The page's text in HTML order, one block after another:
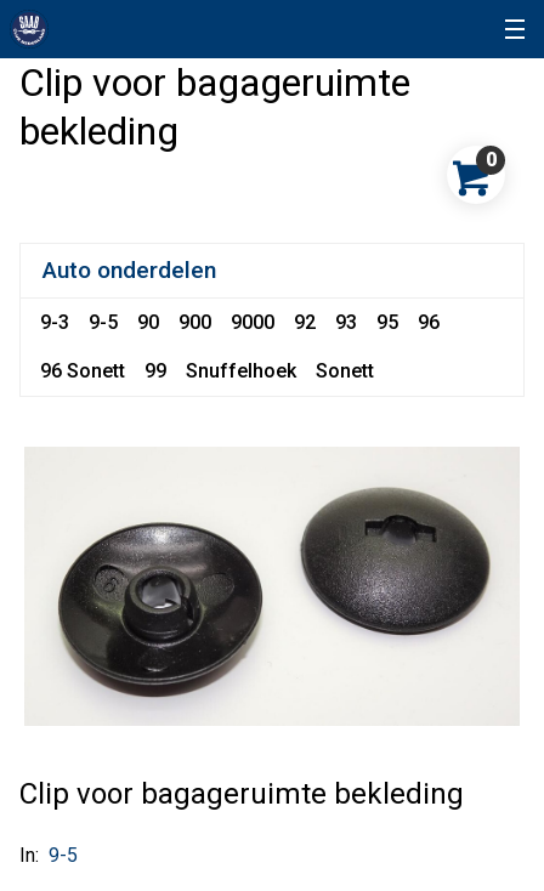
Clip voor bagageruimte
bekleding
0
Auto onderdelen
9-3 9-5 90 900 9000 92 93 95 96
96 Sonett 99 Snuffelhoek Sonett
Clip voor bagageruimte bekleding
In: 9-5